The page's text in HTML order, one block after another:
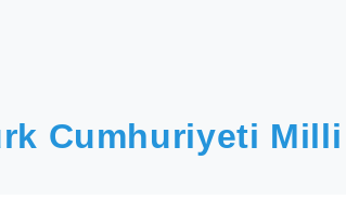
Cumhuriyeti